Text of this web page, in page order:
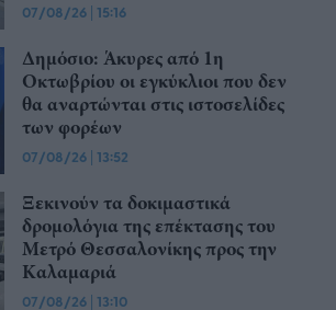
07/08/26 | 15:16
Δημόσιο: Άκυρες από 1η
Οκτωβρίου οι εγκύκλιοι που δεν
θα αναρτώνται στις ιστοσελίδες
των φορέων
07/08/26 | 13:52
Ξεκινούν τα δοκιμαστικά
δρομολόγια της επέκτασης του
Μετρό Θεσσαλονίκης προς την
Καλαμαριά
07/08/26 | 13:10